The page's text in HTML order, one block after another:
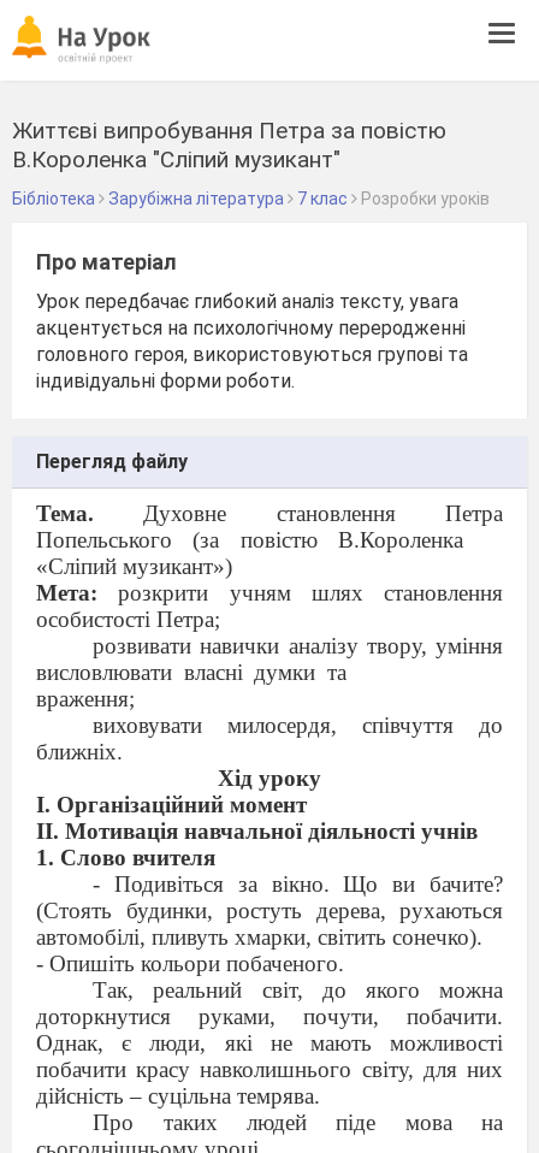
Життєві випробування Петра за повістю
В.Короленка "Сліпий музикант"
Бібліотека Зарубіжна література 7 клас Розробки уроків
Про матеріал
Урок передбачає глибокий аналіз тексту, увага
акцентується на психологічному переродженні
головного героя, використовуються групові та
індивідуальні форми роботи.
Перегляд файлу
Тема. Духовне становлення Петра
Попельського (за повістю В.Короленка
«Сліпий музикант»)
Мета:розкрити учням шлях становлення
особистості Петра;
розвивати навички аналізу твору, уміння
висловлювати власні думки та
враження;
виховувати милосердя, співчуття до
ближніх.
Хід уроку
І. Організаційний момент
ІІ. Мотивація навчальної діяльності учнів
1. Слово вчителя
- Подивіться за вікно. Що ви бачите?
(Стоять будинки, ростуть дерева, рухаються
автомобілі, пливуть хмарки, світить сонечко).
- Опишіть кольори побаченого.
Так, реальний світ, до якого можна
доторкнутися руками, почути, побачити.
Однак, є люди, які не мають можливості
побачити красу навколишнього світу, для них
дійсність – суцільна темрява.
Про таких людей піде мова на